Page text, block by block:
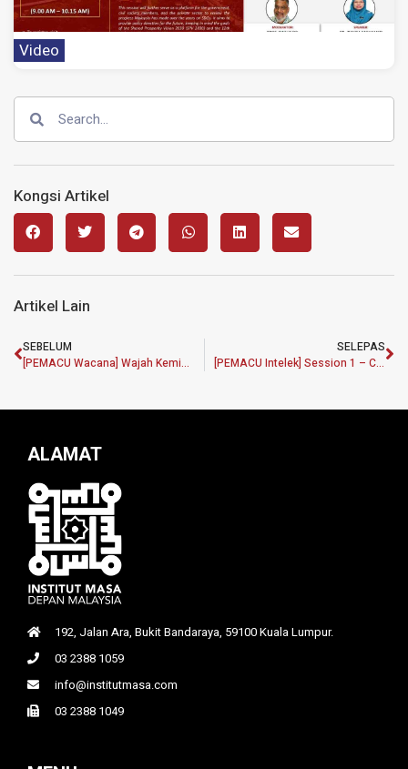
Video
Kongsi Artikel
Artikel Lain
SEBELUM
[PEMACU Wacana] Wajah Kemiskinan: Kemiskinan bukan sekadar angka, tetapi realiti sebenar masyarakat
SELEPAS
[PEMACU Intelek] Session 1 – Consultation on VNR-SDG Implementation Progress
ALAMAT
192, Jalan Ara, Bukit Bandaraya, 59100 Kuala Lumpur.
03 2388 1059
info@institutmasa.com
03 2388 1049